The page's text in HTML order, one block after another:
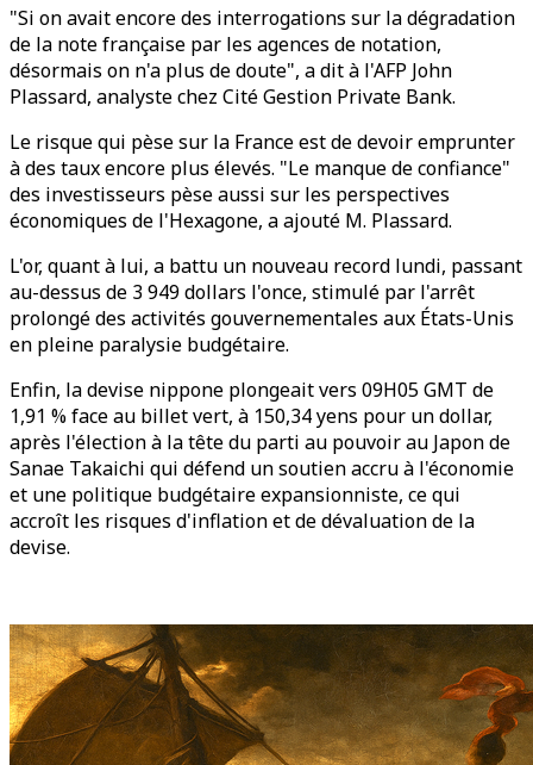
"Si on avait encore des interrogations sur la dégradation
de la note française par les agences de notation,
désormais on n'a plus de doute", a dit à l'AFP John
Plassard, analyste chez Cité Gestion Private Bank.
Le risque qui pèse sur la France est de devoir emprunter
à des taux encore plus élevés. "Le manque de confiance"
des investisseurs pèse aussi sur les perspectives
économiques de l'Hexagone, a ajouté M. Plassard.
L'or, quant à lui, a battu un nouveau record lundi, passant
au-dessus de 3 949 dollars l'once, stimulé par l'arrêt
prolongé des activités gouvernementales aux États-Unis
en pleine paralysie budgétaire.
Enfin, la devise nippone plongeait vers 09H05 GMT de
1,91 % face au billet vert, à 150,34 yens pour un dollar,
après l'élection à la tête du parti au pouvoir au Japon de
Sanae Takaichi qui défend un soutien accru à l'économie
et une politique budgétaire expansionniste, ce qui
accroît les risques d'inflation et de dévaluation de la
devise.